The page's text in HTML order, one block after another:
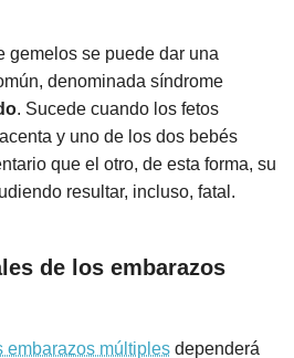
gemelos se puede dar una
denominada síndrome
. Sucede cuando los fetos
y uno de los dos bebés
que el otro, de esta forma, su
resultar, incluso, fatal.
de los embarazos
embarazos múltiples dependerá